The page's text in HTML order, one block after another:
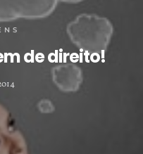
de direito!